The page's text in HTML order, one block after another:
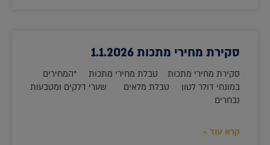
סקירת מחירי מתכות 1.1.2026
סקירת מחירי מתכות טבלת מחירי מתכות *המחירים
במונחי דולר לטון טבלת מלאים שערי דלקים ומטבעות
נבחרים
קרא עוד »